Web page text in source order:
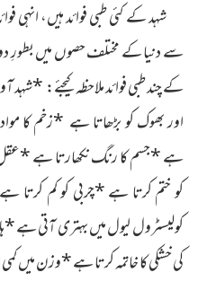
شہد کے کئی طبی فوائد ہیں، انہی
سے دنیا کے مختلف حصوں میں بطورِ
کے چند طبی فوائد ملاحظہ کیجئے:*شہد
اور بھوک کو بڑھاتا ہے *زخم کا
ہے*جسم کا رنگ نکھارتا ہے*
کو ختم کرتا ہے*چربی کو کم کرتا
کولیسٹرول لیول میں بہتری آتی ہے*
کی خشکی کا خاتمہ کرتا ہے*وزن میں